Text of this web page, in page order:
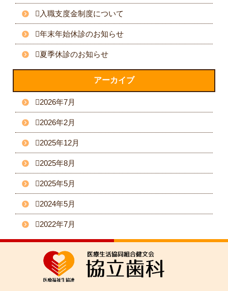
入職支度金制度について
年末年始休診のお知らせ
夏季休診のお知らせ
アーカイブ
2026年7月
2026年2月
2025年12月
2025年8月
2025年5月
2024年5月
2022年7月